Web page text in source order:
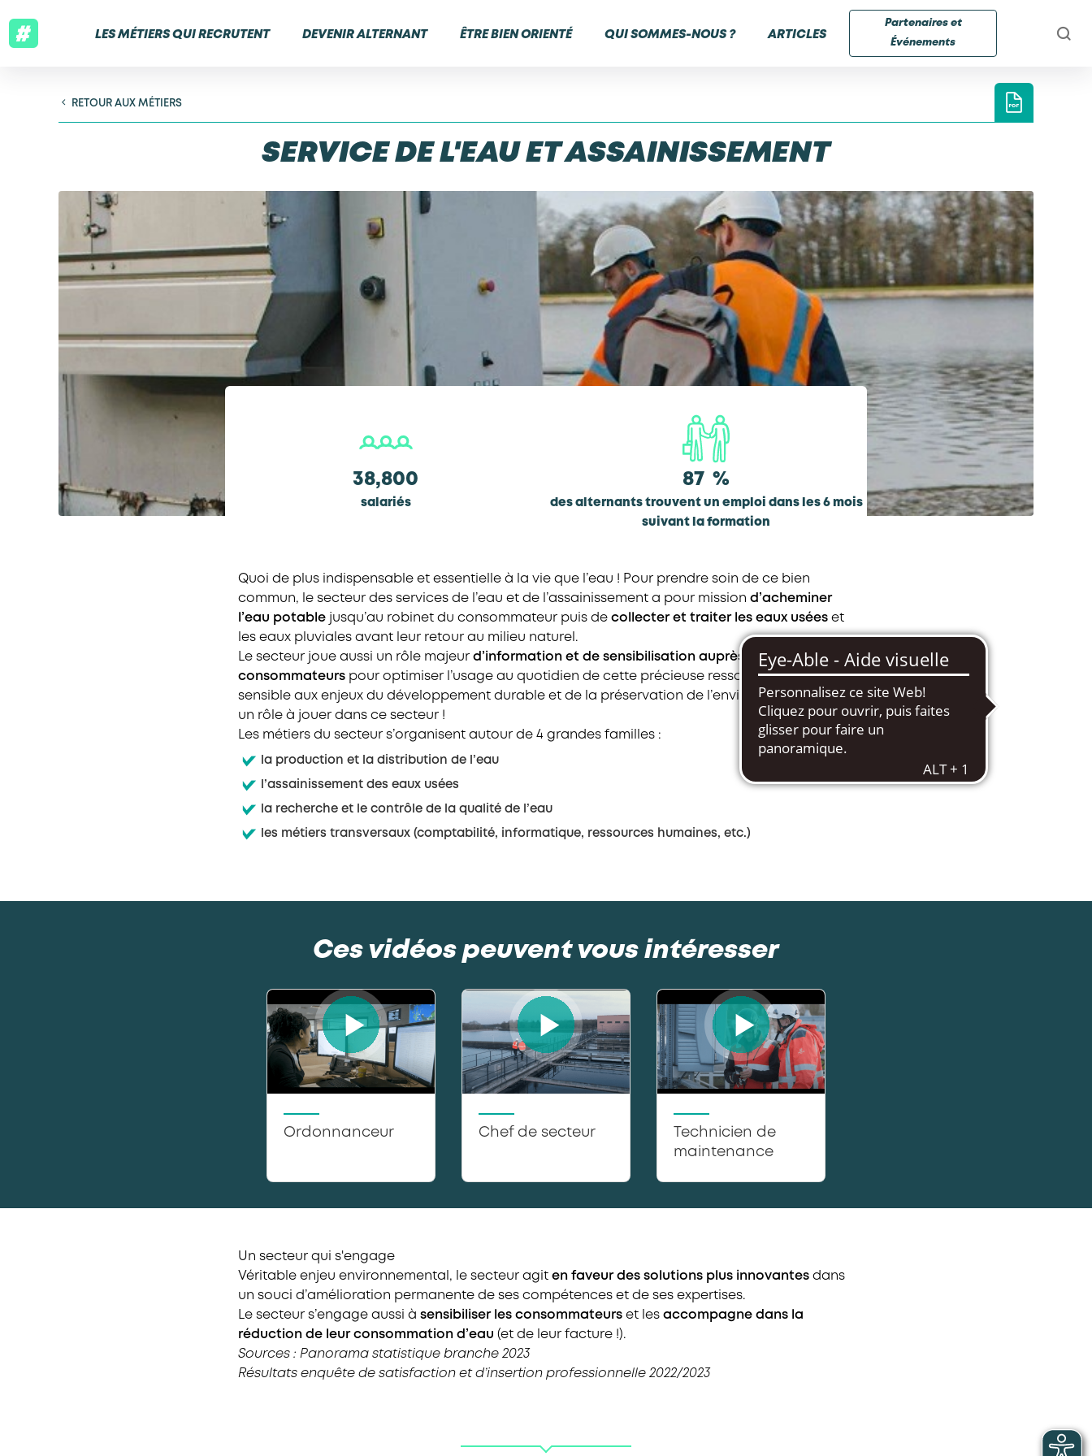
LES MÉTIERS QUI RECRUTENT DEVENIR ALTERNANT ÊTRE BIEN ORIENTÉ QUI SOMMES-NOUS ? ARTICLES
Partenaires et
Événements
RETOUR AUX MÉTIERS
SERVICE DE L'EAU ET ASSAINISSEMENT
38,800
salariés
87 %
des alternants trouvent un emploi dans les 6 mois
suivant la formation
Quoi de plus indispensable et essentielle à la vie que l’eau ! Pour prendre soin de ce bien
commun, le secteur des services de l’eau et de l’assainissement a pour missiond’acheminer
l’eau potable jusqu’au robinet du consommateur puis decollecter et traiter les eaux usées et
les eaux pluviales avant leur retour au milieu naturel.
Le secteur joue aussi un rôle majeurd’information et de sensibilisation auprès des
consommateurs pour optimiser l’usage au quotidien de cette précieuse ressource. Si tu es
sensible aux enjeux du développement durable et de la préservation de l’environnement, tu as
un rôle à jouer dans ce secteur !
Les métiers du secteur s’organisent autour de 4 grandes familles :
la production et la distribution de l’eau
l’assainissement des eaux usées
la recherche et le contrôle de la qualité de l’eau
les métiers transversaux (comptabilité, informatique, ressources humaines, etc.)
Ces vidéos peuvent vous intéresser
Ordonnanceur Chef de secteur
Technicien de
maintenance
Un secteur qui s'engage
Véritable enjeu environnemental, le secteur agit en faveur des solutions plus innovantes dans
un souci d’amélioration permanente de ses compétences et de ses expertises.
Le secteur s’engage aussi àsensibiliser les consommateurset les accompagne dans la
réduction de leur consommation d’eau (et de leur facture !).
Sources : Panorama statistique branche 2023
Résultats enquête de satisfaction et d’insertion professionnelle 2022/2023